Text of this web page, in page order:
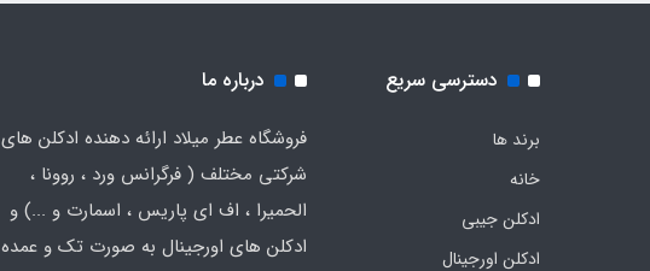
دسترسی سریع
برند ها
خانه
ادکلن جیبی
ادکلن اورجینال
درباره ما
فروشگاه عطر میلاد ارائه دهنده ادکلن های
شرکتی مختلف ( فرگرانس ورد ، روونا ،
الحمیرا ، اف ای پاریس ، اسمارت و ...) و
ادکلن های اورجینال به صورت تک و عمده